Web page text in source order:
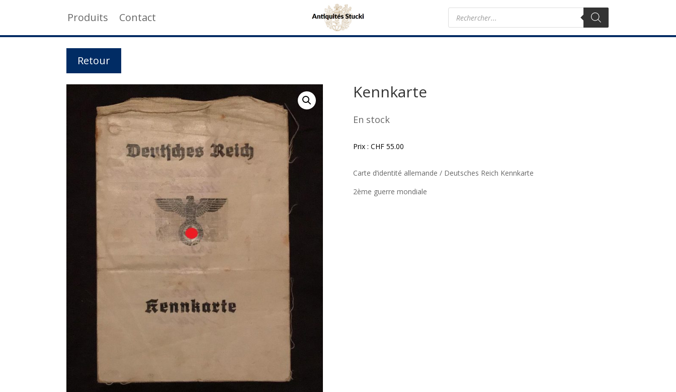
Produits Contact
Recherche
produits
Retour
Kennkarte
En stock
Prix : CHF55.00
Carte d’identité allemande / Deutsches Reich Kennkarte
2ème guerre mondiale